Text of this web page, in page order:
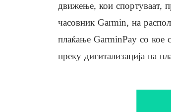
движење, кои спортуваат,
часовник Garmin, на
плаќање GarminPay со кое
преку дигитализација на